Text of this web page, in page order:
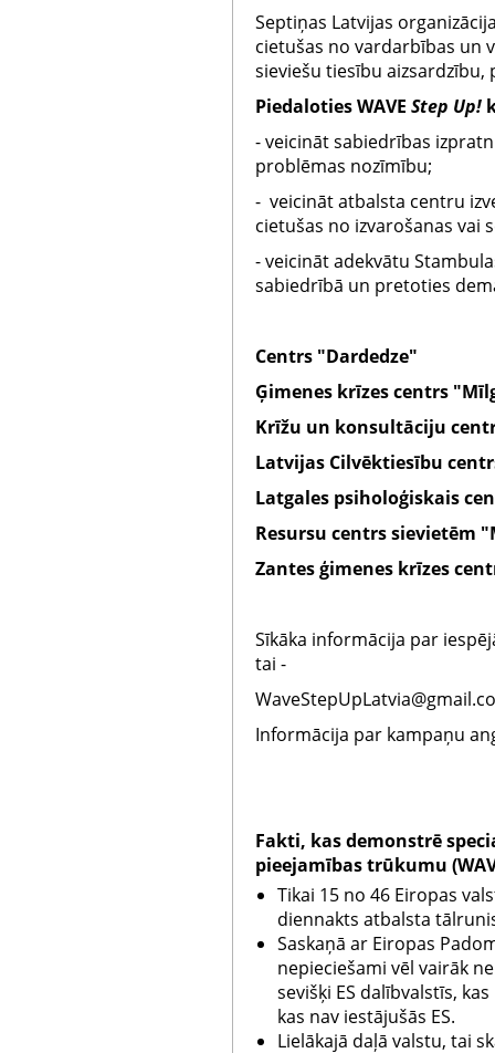
Septiņas Latvijas
cietušas no vardarbības un
sieviešu tiesību aizsardzību,
Piedaloties WAVE Step Up!
- veicināt sabiedrības
problēmas nozīmību;
- veicināt atbalsta centru
cietušas no izvarošanas vai
- veicināt adekvātu
sabiedrībā un pretoties
Centrs "Dardedze"
Ģimenes krīzes centrs
Krīžu un konsultāciju
Latvijas Cilvēktiesību
Latgales psiholoģiskais
Resursu centrs sievietēm
Zantes ģimenes krīzes
Sīkāka informācija par
tai -
Informācija par kampaņu
Fakti, kas demonstrē
pieejamības trūkumu
Tikai 15 no 46 Eiropas
diennakts atbalsta
Saskaņā ar Eiropas
nepieciešami vēl vairāk
sevišķi ES dalībvalstīs,
kas nav iestājušās ES.
Lielākajā daļā valstu, tai